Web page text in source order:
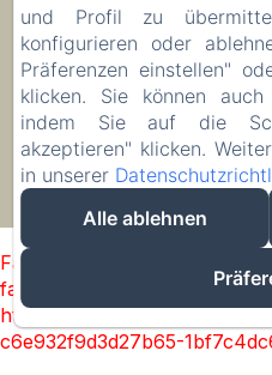
EN FR IT DE
Powered
Failed to load BookingEngine/
failed. (missing:
https://
c6e932f9d3d27b65-
und Profil zu
konfigurieren oder
Präferenzen einstellen"
klicken. Sie können
indem Sie auf die
akzeptieren" klicken.
in unserer
Alle ablehnen